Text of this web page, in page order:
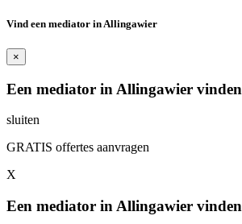
Vind een mediator in Allingawier
×
Een mediator in Allingawier vinden
sluiten
GRATIS offertes aanvragen
X
Een mediator in Allingawier vinden